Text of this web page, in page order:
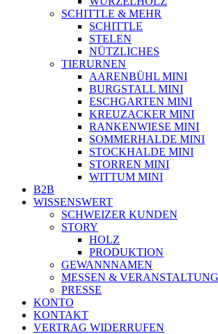
SCHITTLE & MEHR
SCHITTLE
STELEN
NÜTZLICHES
TIERURNEN
AARENBÜHL MINI
BURGSTALL MINI
ESCHGARTEN MINI
KREUZACKER MINI
RANKENWIESE MINI
SOMMERHALDE MINI
STOCKHALDE MINI
STORREN MINI
WITTUM MINI
B2B
WISSENSWERT
SCHWEIZER KUNDEN
STORY
HOLZ
PRODUKTION
GEWANNNAMEN
MESSEN &
PRESSE
KONTO
KONTAKT
VERTRAG WIDERRUFEN